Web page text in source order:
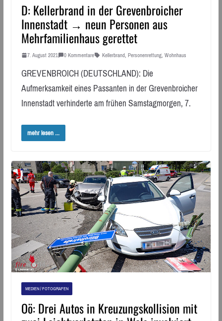
D: Kellerbrand in der Grevenbroicher
Innenstadt → neun Personen aus
Mehrfamilienhaus gerettet
7. August 2021 0 Kommentare Kellerbrand, Personenrettung, Wohnhaus
GREVENBROICH (DEUTSCHLAND): Die
Aufmerksamkeit eines Passanten in der Grevenbroicher
Innenstadt verhinderte am frühen Samstagmorgen, 7.
mehr lesen ...
MEDIEN / FOTOGRAFEN
Oö: Drei Autos in Kreuzungskollision mit